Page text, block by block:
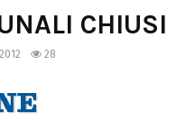
CHIUSI
28